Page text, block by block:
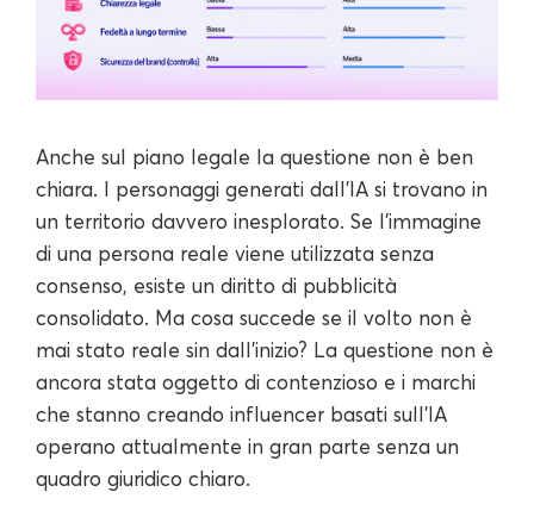
Anche sul piano legale la questione non è ben
chiara. I personaggi generati dall'IA si trovano in
un territorio davvero inesplorato. Se l'immagine
di una persona reale viene utilizzata senza
consenso, esiste un diritto di pubblicità
consolidato. Ma cosa succede se il volto non è
mai stato reale sin dall'inizio? La questione non è
ancora stata oggetto di contenzioso e i marchi
che stanno creando influencer basati sull'IA
operano attualmente in gran parte senza un
quadro giuridico chiaro.